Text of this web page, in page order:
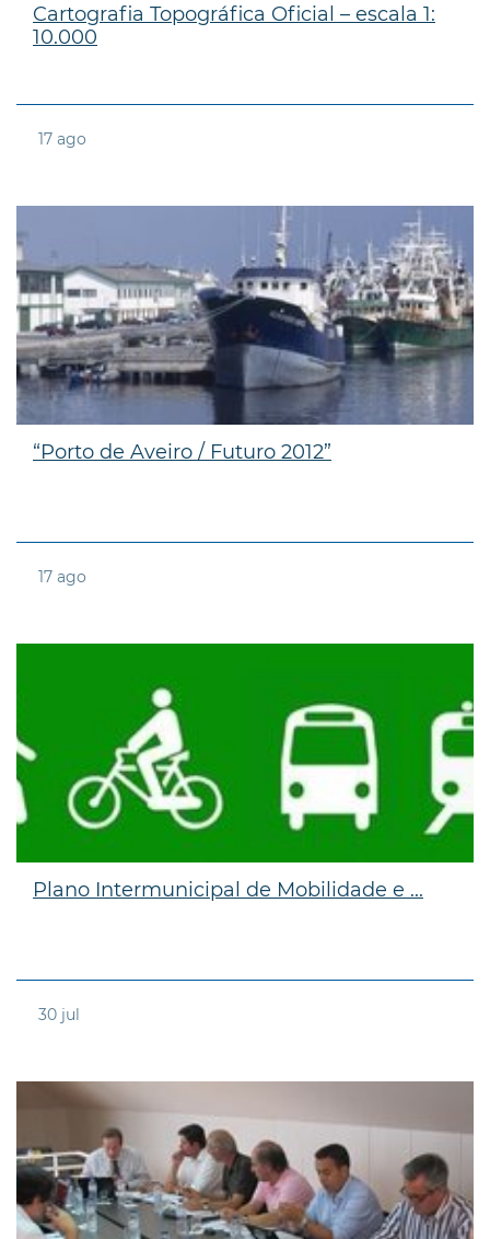
Cartografia Topográfica Oficial – escala 1:
10.000
17 ago
“Porto de Aveiro / Futuro 2012”
17 ago
Plano Intermunicipal de Mobilidade e ...
30 jul